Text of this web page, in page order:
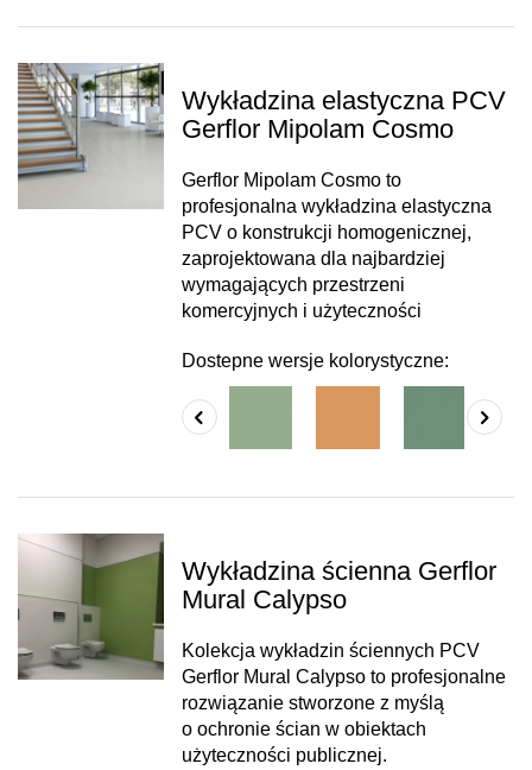
Wykładzina elastyczna PCV
Gerflor Mipolam Cosmo
Gerflor Mipolam Cosmo to
profesjonalna wykładzina elastyczna
PCV o konstrukcji homogenicznej,
zaprojektowana dla najbardziej
wymagających przestrzeni
komercyjnych i użyteczności
Dostepne wersje kolorystyczne:
Wykładzina ścienna Gerflor
Mural Calypso
Kolekcja wykładzin ściennych PCV
Gerflor Mural Calypso to profesjonalne
rozwiązanie stworzone z myślą
o ochronie ścian w obiektach
użyteczności publicznej.